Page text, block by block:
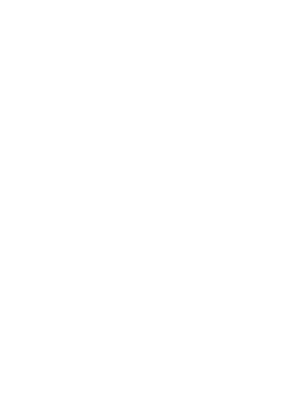
výtah, restaurace, bar,
TV/sat., trezor za poplatek,